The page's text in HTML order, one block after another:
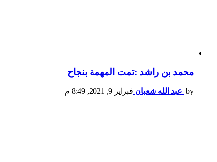
محمد بن راشد :تمت المهمة بنجاح
by عبد الله شعبان فبراير 9, 2021, 8:49 م